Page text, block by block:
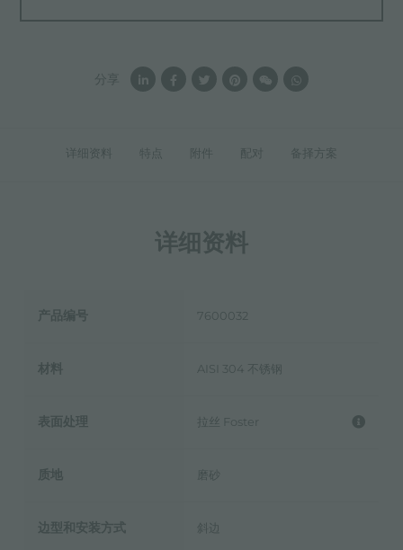
详细资料 特点 附件 配对 备择方案
详细资料
产品编号 7600032
材料 AISI 304 不锈钢
表面处理 拉丝 Foster
质地 磨砂
边型和安装方式 斜边
分享